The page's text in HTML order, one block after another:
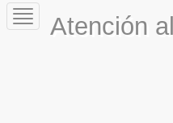
Toggle
navigationAtención